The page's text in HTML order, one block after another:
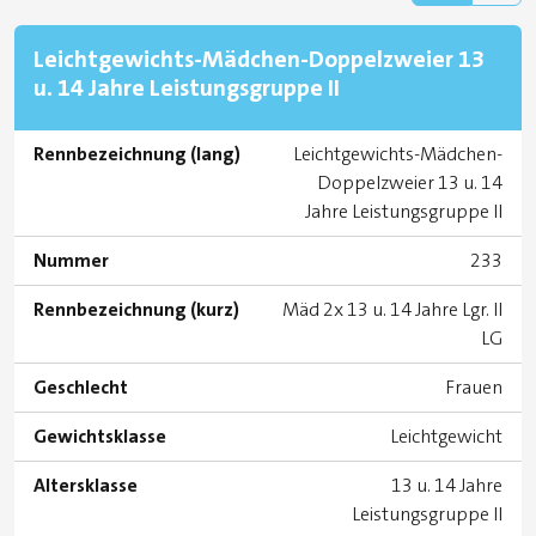
Leichtgewichts-Mädchen-Doppelzweier 13
u. 14 Jahre Leistungsgruppe II
Rennbezeichnung (lang)
Leichtgewichts-Mädchen-
Doppelzweier 13 u. 14
Jahre Leistungsgruppe II
Nummer
233
Rennbezeichnung (kurz)
Mäd 2x 13 u. 14 Jahre Lgr. II
LG
Geschlecht
Frauen
Gewichtsklasse
Leichtgewicht
Altersklasse
13 u. 14 Jahre
Leistungsgruppe II